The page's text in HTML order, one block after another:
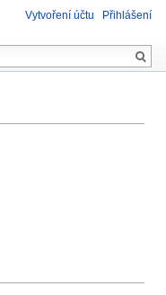
Vytvoření účtu Přihlášení